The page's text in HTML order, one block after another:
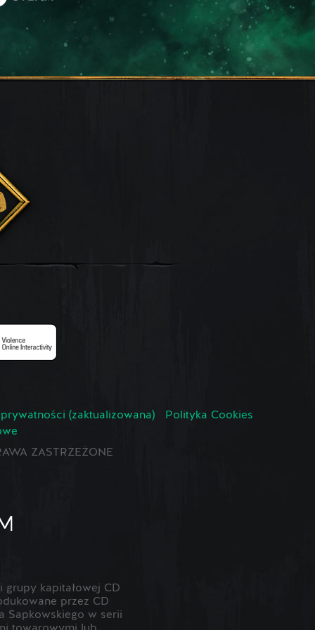
(zaktualizowana)
Polityka Cookies
ZASTRZEŻONE
kapitałowej CD
przez CD
Sapkowskiego w serii